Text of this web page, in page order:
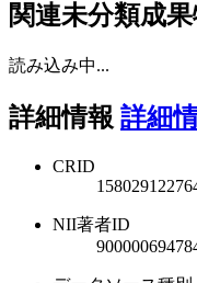
関連未分類成
読み込み中...
詳細情報 詳細
CRID
NII著者ID